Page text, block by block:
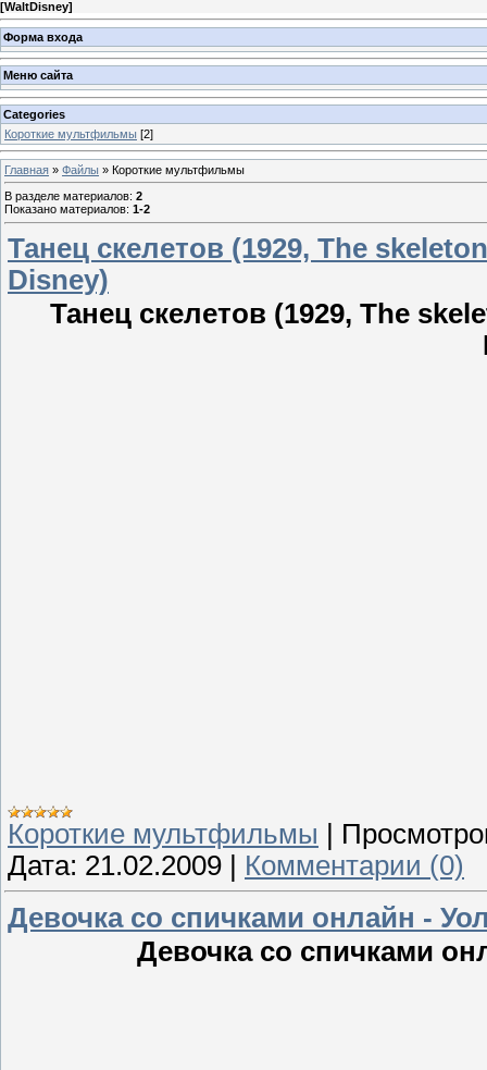
[WaltDisney]
Форма входа
Меню сайта
Categories
Короткие мультфильмы [2]
Главная » Файлы » Короткие мультфильмы
В разделе материалов: 2
Показано материалов: 1-2
Танец скелетов (1929, The
Disney)
Танец скелетов (1929, The
Короткие мультфильмы
Дата: 21.02.2009
Комментарии (0)
Девочка со спичками онлайн -
Девочка со спичками